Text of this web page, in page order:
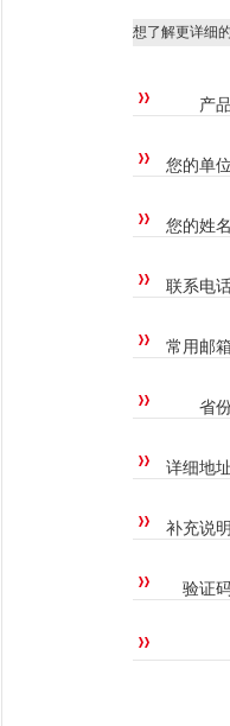
想了解更详细
产
您的单位
您的姓名
联系电话
常用邮箱
省
详细地址
补充说明
验证码